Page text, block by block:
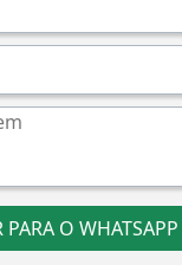
PARA O WHATSAPP